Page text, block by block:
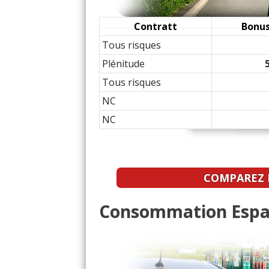
17/20 1.6 TCE 200 ch
14/20 1.6 TCE 200 ch 01/
16.5/20 1.6 TCE 200 ch Espace
07/20 1.6 TCE 200 ch Juillet
-- /20 1.6 TCE 200 ch auto,
1.6 TCE 200 ch Espace
1.6 TCE 200 ch
Contratt
Tous risques
Plénitude
Tous risques
NC
NC
COMPAREZ
Consommation